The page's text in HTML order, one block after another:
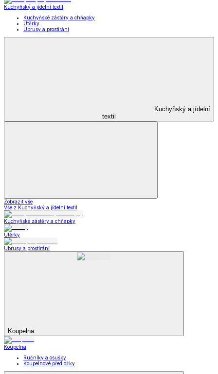
Kuchyňský a jídelní textil
Kuchyňské zástěry a chňapky
Utěrky
Ubrusy a prostírání
Kuchyňský a jídelní
textil
Zobrazit vše
Vše z Kuchyňský a jídelní textil
Kuchyňské zástěry a chňapky
Utěrky
Ubrusy a prostírání
Koupelna
Koupelna
Ručníky a osušky
Koupelnové předložky